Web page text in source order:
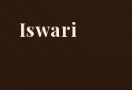
Iswari